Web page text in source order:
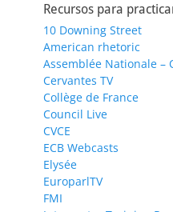
Recursos para
10 Downing Street
American rhetoric
Assemblée Nationale –
Cervantes TV
Collège de France
Council Live
CVCE
ECB Webcasts
Elysée
EuroparlTV
FMI